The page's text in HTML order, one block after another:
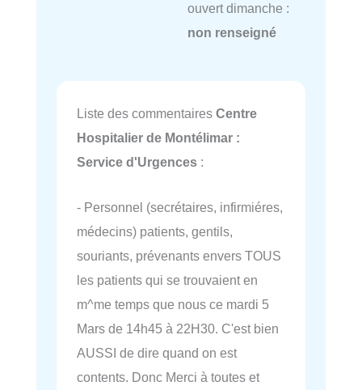
ouvert dimanche :
non renseigné
Liste des commentaires Centre
Hospitalier de Montélimar :
Service d'Urgences :
- Personnel (secrétaires, infirmiéres,
médecins) patients, gentils,
souriants, prévenants envers TOUS
les patients qui se trouvaient en
m^me temps que nous ce mardi 5
Mars de 14h45 à 22H30. C'est bien
AUSSI de dire quand on est
contents. Donc Merci à toutes et